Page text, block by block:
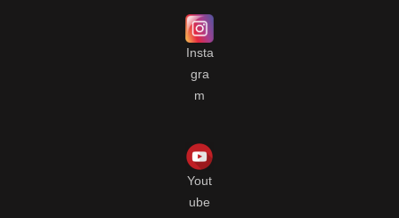
Insta
gra
m
Yout
ube